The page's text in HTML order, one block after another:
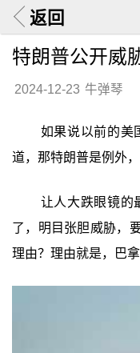
返回
特朗普公开威
2024-12-23 牛弹琴
如果说以前的美
道，那特朗普是例外
让人大跌眼镜的
了，明目张胆威胁，
理由？理由就是，巴拿